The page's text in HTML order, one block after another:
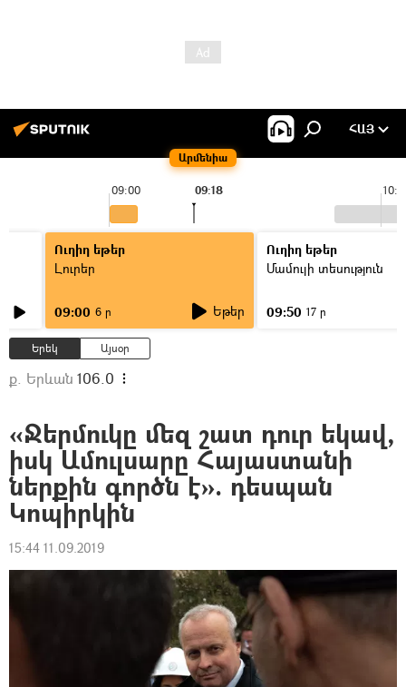
Արմենիա
ՀԱՅ
09:00 09:18
Ուղիղ եթեր
Լուրեր
09:00 6 ր Եթեր
Ուղիղ եթեր
Մամուլի տեսություն
09:50 17 ր
Երեկ Այսօր
ք. Երևան 106.0
«Ջերմուկը մեզ շատ դուր եկավ,
իսկ Ամուլսարը Հայաստանի
ներքին գործն է». դեսպան
Կոպիրկին
15:44 11.09.2019